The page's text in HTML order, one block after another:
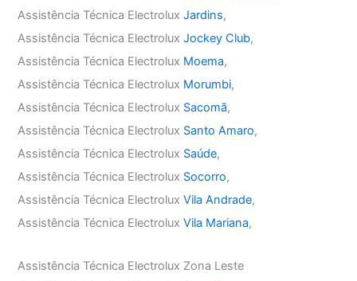
Assistência Técnica ElectroluxJardins,
Assistência Técnica ElectroluxJockey Club,
Assistência Técnica Electrolux Moema,
Assistência Técnica Electrolux Morumbi,
Assistência Técnica Electrolux Sacomã,
Assistência Técnica Electrolux Santo Amaro,
Assistência Técnica Electrolux Saúde,
Assistência Técnica Electrolux Socorro,
Assistência Técnica ElectroluxVila Andrade,
Assistência Técnica ElectroluxVila Mariana,
Assistência Técnica Electrolux Zona Leste